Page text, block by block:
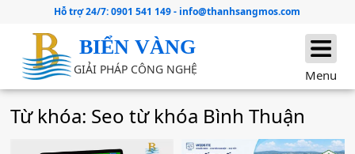
Hỗ trợ 24/7:0901 541 149- info@thanhsangmos.com
BIỂN VÀNG
GIẢI PHÁP CÔNG NGHỆ Menu
Từ khóa: Seo từ khóa Bình Thuận